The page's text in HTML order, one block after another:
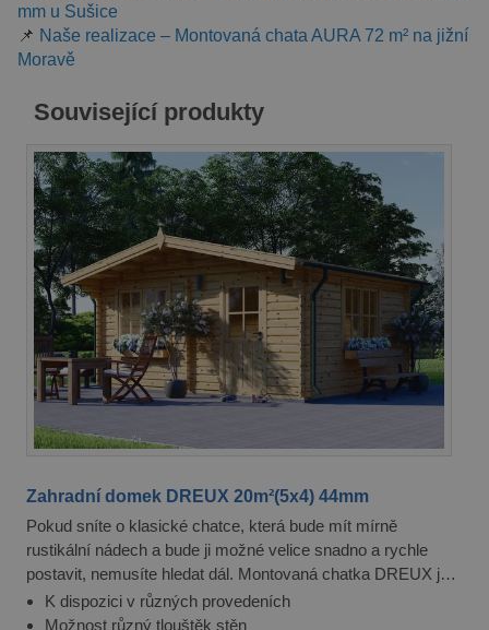
mm u Sušice
📌 Naše realizace – Montovaná chata AURA 72 m² na jižní
Moravě
Související produkty
Zahradní domek DREUX 20m²(5x4) 44mm
Pokud sníte o klasické chatce, která bude mít mírně
rustikální nádech a bude ji možné velice snadno a rychle
postavit, nemusíte hledat dál. Montovaná chatka DREUX je
totiž naprosto ideální společník pro vás a vaši zahradu.
K dispozici v různých provedeních
Možnost různý tlouštěk stěn